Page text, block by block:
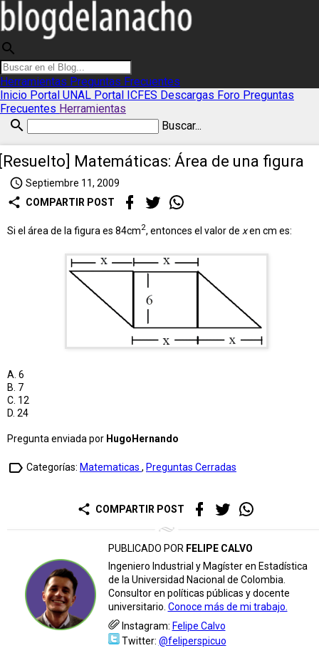
search
Herramientas Preguntas Frecuentes
Inicio Portal UNAL Portal ICFES Descargas Foro Preguntas
Frecuentes Herramientas
search Buscar...
Matemáticas: Área de una figura
access_time Septiembre 11, 2009
share COMPARTIR POST
Si el área de la figura es 84cm2, entonces el valor de xen cm es:
A. 6
B. 7
C. 12
D. 24
Pregunta enviada por HugoHernando
label_outline Categorías: Matematicas , Preguntas Cerradas
share COMPARTIR POST
PUBLICADO POR FELIPE CALVO
Ingeniero Industrial y Magíster en Estadística
de la Universidad Nacional de Colombia.
Consultor en políticas públicas y docente
universitario. Conoce más de mi trabajo.
Instagram: Felipe Calvo
Twitter: @feliperspicuo